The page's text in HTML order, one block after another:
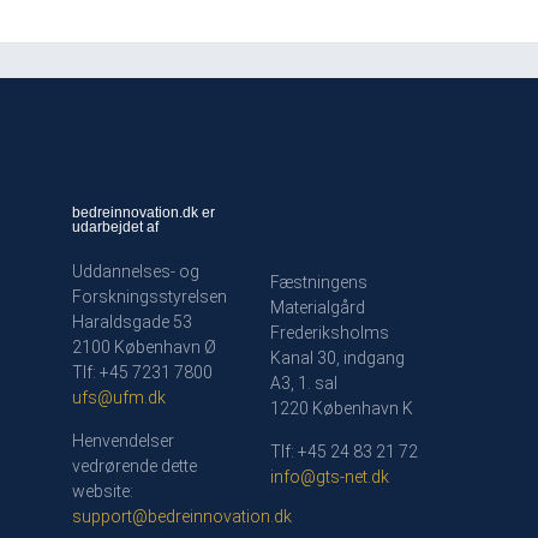
bedreinnovation.dk er
udarbejdet af
Uddannelses- og
Forskningsstyrelsen
Haraldsgade 53
2100 København Ø
Tlf: +45 7231 7800
ufs@ufm.dk
Henvendelser
vedrørende dette
website:
support@bedreinnovation.dk
Fæstningens
Materialgård
Frederiksholms
Kanal 30, indgang
A3, 1. sal
1220 København K
Tlf: +45 24 83 21 72
info@gts-net.dk